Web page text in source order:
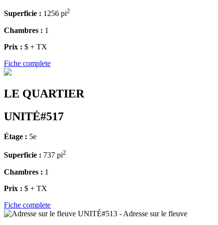
Superficie : 1256 pi2
Chambres : 1
Prix : $ + TX
Fiche complete
LE QUARTIER
UNITÉ#517
Étage : 5e
Superficie : 737 pi2
Chambres : 1
Prix : $ + TX
Fiche complete